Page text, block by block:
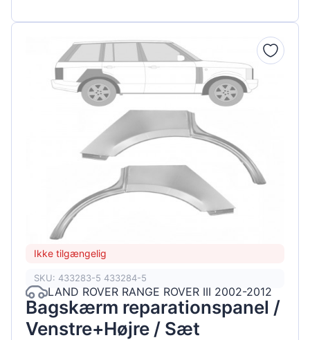
Ikke tilgængelig
SKU: 433283-5 433284-5
LAND ROVER RANGE ROVER III 2002-2012
Bagskærm reparationspanel /
Venstre+Højre / Sæt